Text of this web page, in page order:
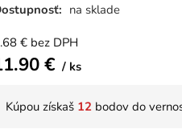
na sklade
€ bez DPH
€ ks
Kúpou získaš 12bodov do